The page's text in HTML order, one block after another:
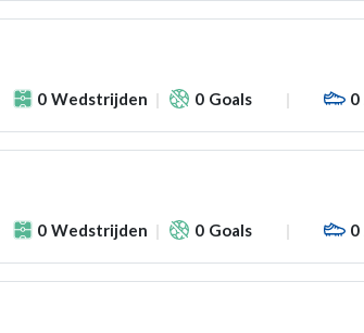
0 Wedstrijden 0 Goals 0
0 Wedstrijden 0 Goals 0